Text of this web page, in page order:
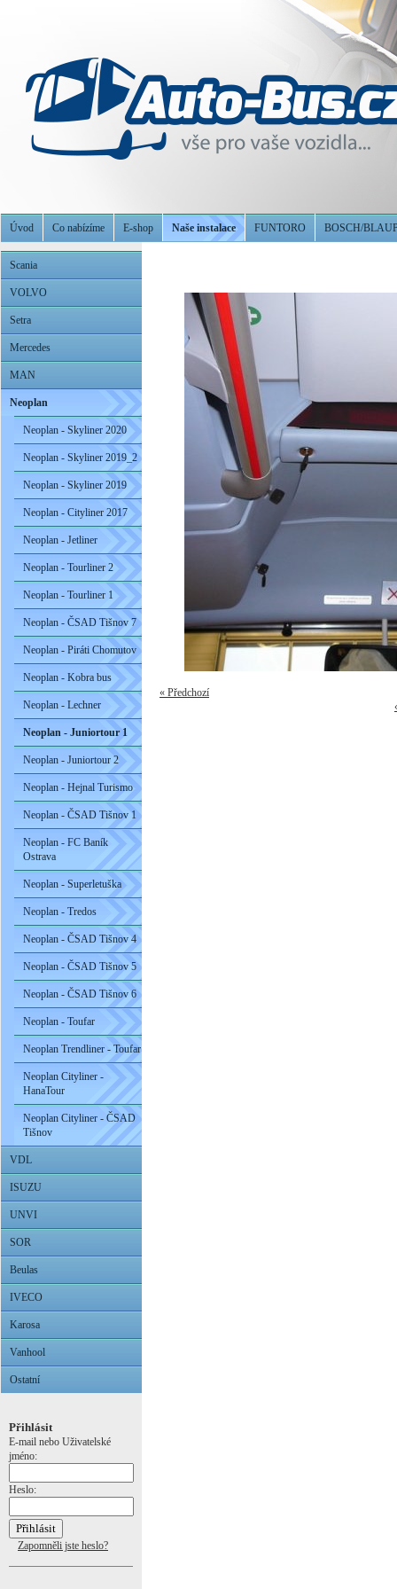
Úvod Co nabízíme E-shop Naše instalace FUNTORO BOSCH/
Scania
VOLVO
Setra
Mercedes
MAN
Neoplan
Neoplan - Skyliner 2020
Neoplan - Skyliner 2019_2
Neoplan - Skyliner 2019
Neoplan - Cityliner 2017
Neoplan - Jetliner
Neoplan - Tourliner 2
Neoplan - Tourliner 1
Neoplan - ČSAD Tišnov 7
Neoplan - Piráti Chomutov
Neoplan - Kobra bus
Neoplan - Lechner
Neoplan - Juniortour 1
Neoplan - Juniortour 2
Neoplan - Hejnal Turismo
Neoplan - ČSAD Tišnov 1
Neoplan - FC Baník
Ostrava
Neoplan - Superletuška
Neoplan - Tredos
Neoplan - ČSAD Tišnov 4
Neoplan - ČSAD Tišnov 5
Neoplan - ČSAD Tišnov 6
Neoplan - Toufar
Neoplan Trendliner - Toufar
Neoplan Cityliner -
HanaTour
Neoplan Cityliner - ČSAD
Tišnov
VDL
ISUZU
UNVI
SOR
Beulas
IVECO
Karosa
Vanhool
Ostatní
Přihlásit
E-mail nebo Uživatelské
jméno:
Heslo:
Zapomněli jste heslo?
« Předchozí